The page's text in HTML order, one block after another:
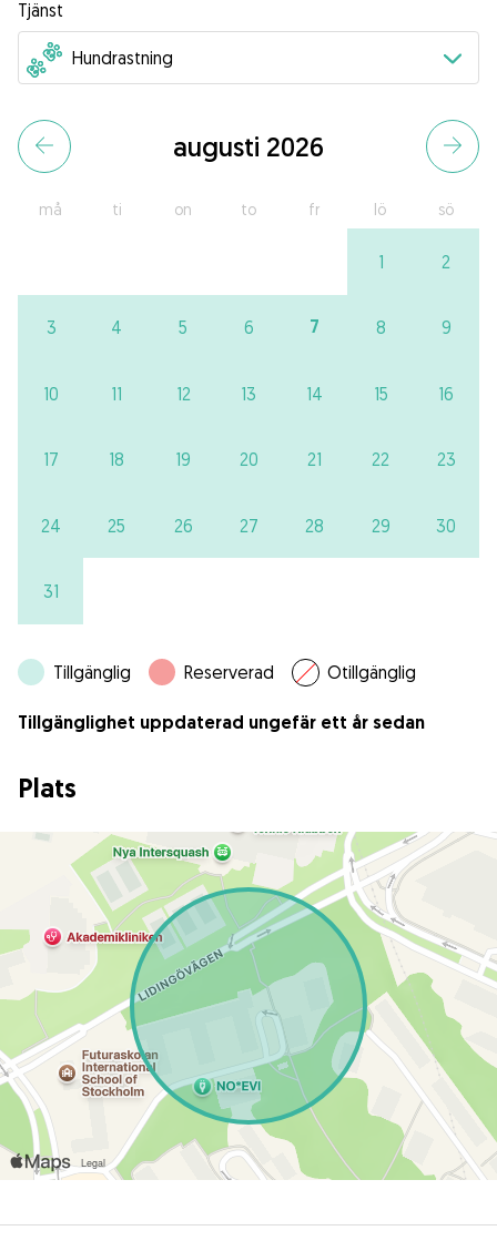
Tjänst
augusti 2026
må ti on to fr lö sö
1 2
3 4 5 6 7 8 9
10 11 12 13 14 15 16
17 18 19 20 21 22 23
24 25 26 27 28 29 30
31
Tillgänglig Reserverad Otillgänglig
Tillgänglighet uppdaterad ungefär ett år sedan
Plats